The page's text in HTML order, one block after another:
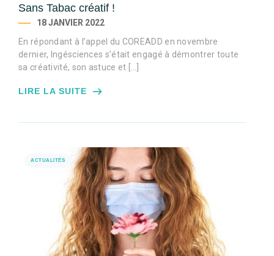
Sans Tabac créatif !
18 JANVIER 2022
En répondant à l’appel du COREADD en novembre
dernier, Ingésciences s’était engagé à démontrer toute
sa créativité, son astuce et […]
LIRE LA SUITE
ACTUALITÉS